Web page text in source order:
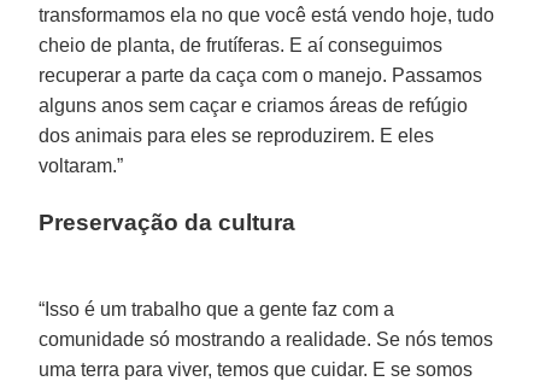
transformamos ela no que você está vendo hoje, tudo
cheio de planta, de frutíferas. E aí conseguimos
recuperar a parte da caça com o manejo. Passamos
alguns anos sem caçar e criamos áreas de refúgio
dos animais para eles se reproduzirem. E eles
voltaram.”
Preservação da cultura
“Isso é um trabalho que a gente faz com a
comunidade só mostrando a realidade. Se nós temos
uma terra para viver, temos que cuidar. E se somos